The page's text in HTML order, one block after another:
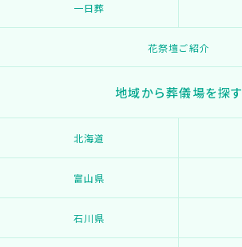
一日葬
花祭壇ご紹介
地域から葬儀場を探す
北海道
富山県
石川県